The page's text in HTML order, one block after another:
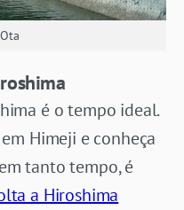
é o tempo ideal.
Himeji e conheça
tanto tempo, é
a Hiroshima